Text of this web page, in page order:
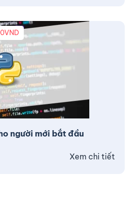
người mới bắt đầu
VND
Xem chi tiết